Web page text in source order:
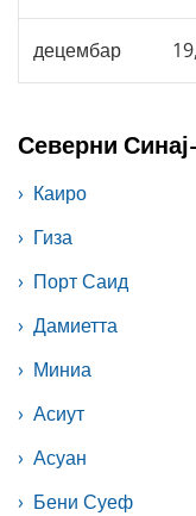
децембар
Северни
Каиро
Гиза
Порт Саид
Дамиетта
Миниа
Асиут
Асуан
Бени Суеф